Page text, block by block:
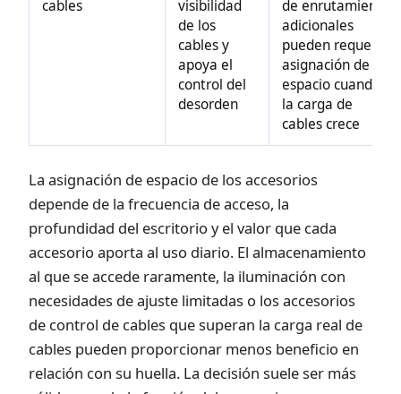
cables
visibilidad
de los
cables y
apoya el
control del
desorden
de enrutamiento
adicionales
pueden requerir
asignación de
espacio cuando
la carga de
cables crece
La asignación de espacio de los accesorios
depende de la frecuencia de acceso, la
profundidad del escritorio y el valor que cada
accesorio aporta al uso diario. El almacenamiento
al que se accede raramente, la iluminación con
necesidades de ajuste limitadas o los accesorios
de control de cables que superan la carga real de
cables pueden proporcionar menos beneficio en
relación con su huella. La decisión suele ser más